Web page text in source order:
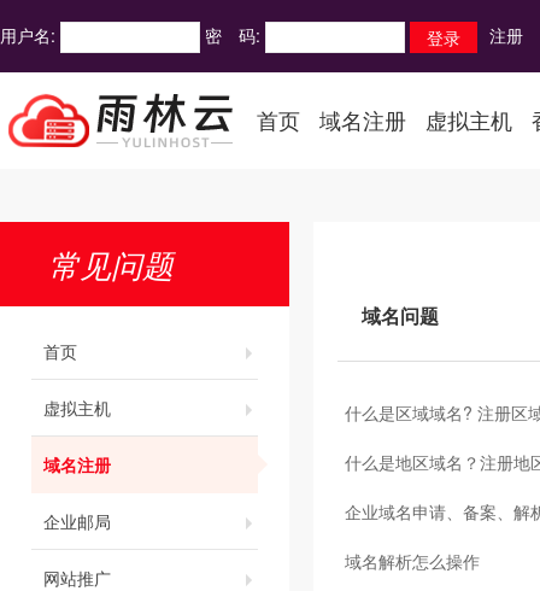
用户名: 密 码: 注册
首页 域名注册 虚拟主机
常见问题
首页
虚拟主机
域名注册
企业邮局
网站推广
域名问题
什么是区域域名? 注册区
什么是地区域名？注册地
企业域名申请、备案、解
域名解析怎么操作